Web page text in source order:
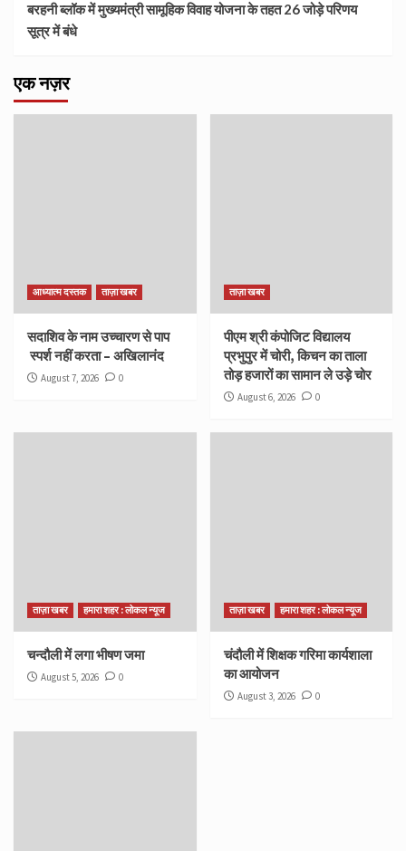
बरहनी ब्लॉक में मुख्यमंत्री सामूहिक विवाह योजना के तहत 26 जोड़े परिणय
सूत्र में बंधे
एक नज़र
आध्यात्म दस्तक ताज़ा खबर
सदाशिव के नाम उच्चारण से पाप
स्पर्श नहीं करता – अखिलानंद
August 7, 2026 0
ताज़ा खबर
पीएम श्री कंपोजिट विद्यालय
प्रभुपुर में चोरी, किचन का ताला
तोड़ हजारों का सामान ले उड़े चोर
August 6, 2026 0
ताज़ा खबर हमारा शहर : लोकल न्यूज
चन्दौली में लगा भीषण जमा
August 5, 2026 0
ताज़ा खबर हमारा शहर : लोकल न्यूज
चंदौली में शिक्षक गरिमा कार्यशाला
का आयोजन
August 3, 2026 0